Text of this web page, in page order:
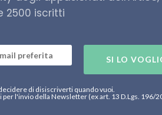
2500 iscritti
SI LO
di disiscriverti quando vuoi.
l'invio della Newsletter (ex art. 13 D.Lgs. 196/